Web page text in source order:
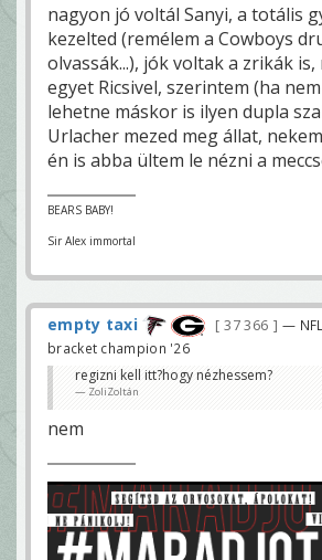
nagyon jó voltál Sanyi, a totális
kezelted (remélem a Cowboys
olvassák...), jók voltak a zrikák
egyet Ricsivel, szerintem (ha
lehetne máskor is ilyen dupla
Urlacher mezed meg állat,
én is abba ültem le nézni a
BEARS BABY!
Sir Alex immortal
empty taxi 37 366
— NFL
bracket champion '26
regizni kell itt?hogy nézhessem?
ZoliZoltán
nem